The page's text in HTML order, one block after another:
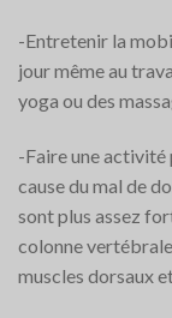
-Entretenir la
jour même au
yoga ou des
-Faire une activité
cause du mal de
sont plus assez
colonne
muscles dorsaux